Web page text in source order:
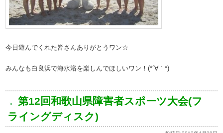
今日遊んでくれた皆さんありがとうワン☆
みんなも白良浜で海水浴を楽しんでほしいワン！(*´∀｀*)
第12回和歌山県障害者スポーツ大会(フ
ライングディスク)